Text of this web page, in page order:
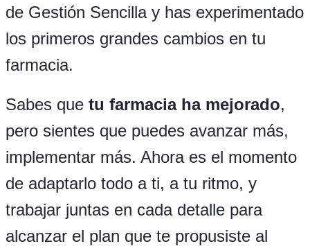
de Gestión Sencilla y has experimentado
los primeros grandes cambios en tu
farmacia.
Sabes que tu farmacia ha mejorado,
pero sientes que puedes avanzar más,
implementar más. Ahora es el momento
de adaptarlo todo a ti, a tu ritmo, y
trabajar juntas en cada detalle para
alcanzar el plan que te propusiste al